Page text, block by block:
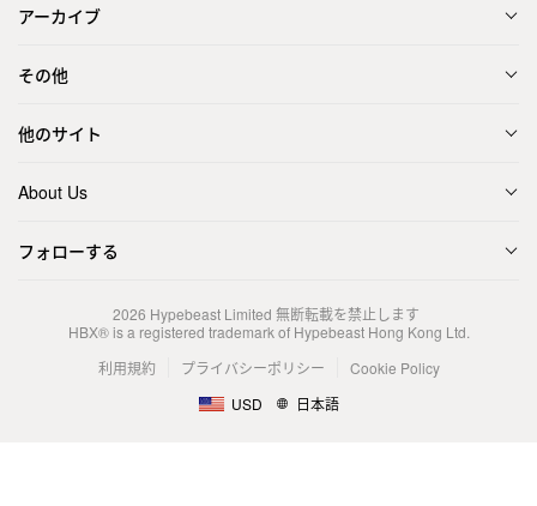
アーカイブ
その他
他のサイト
About Us
フォローする
2026 Hypebeast Limited 無断転載を禁止します
HBX® is a registered trademark of Hypebeast Hong Kong Ltd.
利用規約
プライバシーポリシー
Cookie Policy
USD
日本語